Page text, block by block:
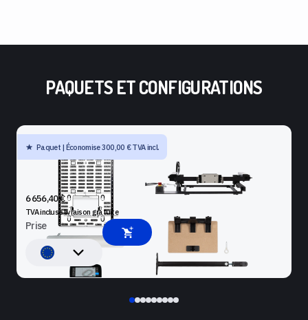
PAQUETS ET CONFIGURATIONS
SHAPER ORIGIN + BENCHPILOT + WORKSTATION + KIT
D'AGRANDISSEMENT DE LA TABLETTE + PLATE + BUTÉE DE
GUIDAGE
6 656,40 €
TVA incluselivraison gratuite
Prise
Paquet | Économise 300,00 € TVA incl.